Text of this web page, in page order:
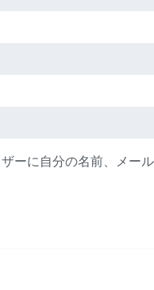
ーに自分の名前、メー